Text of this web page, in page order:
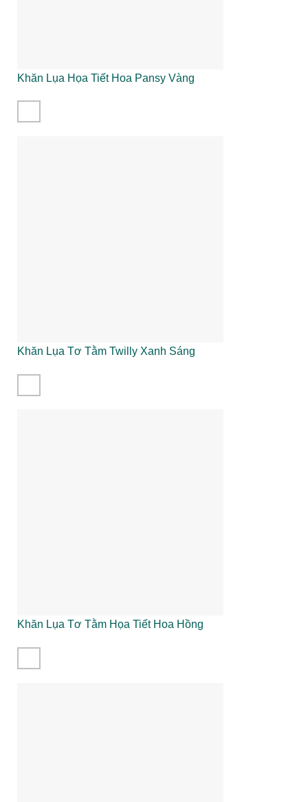
Khăn Lụa Họa Tiết Hoa Pansy Vàng
Khăn Lụa Tơ Tằm Twilly Xanh Sáng
Khăn Lụa Tơ Tằm Họa Tiết Hoa Hồng